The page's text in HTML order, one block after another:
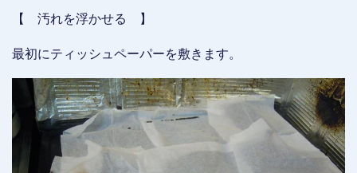
【 汚れを浮かせる 】
最初にティッシュペーパーを敷きます。